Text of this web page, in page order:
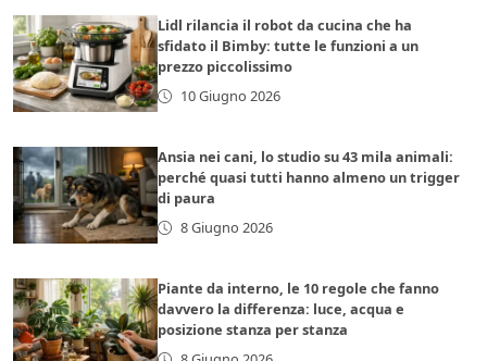
Lidl rilancia il robot da cucina che ha
sfidato il Bimby: tutte le funzioni a un
prezzo piccolissimo
10 Giugno 2026
Ansia nei cani, lo studio su 43 mila animali:
perché quasi tutti hanno almeno un trigger
di paura
8 Giugno 2026
Piante da interno, le 10 regole che fanno
davvero la differenza: luce, acqua e
posizione stanza per stanza